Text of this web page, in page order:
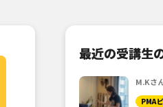
最近の受講生
M.Kさ
PMA